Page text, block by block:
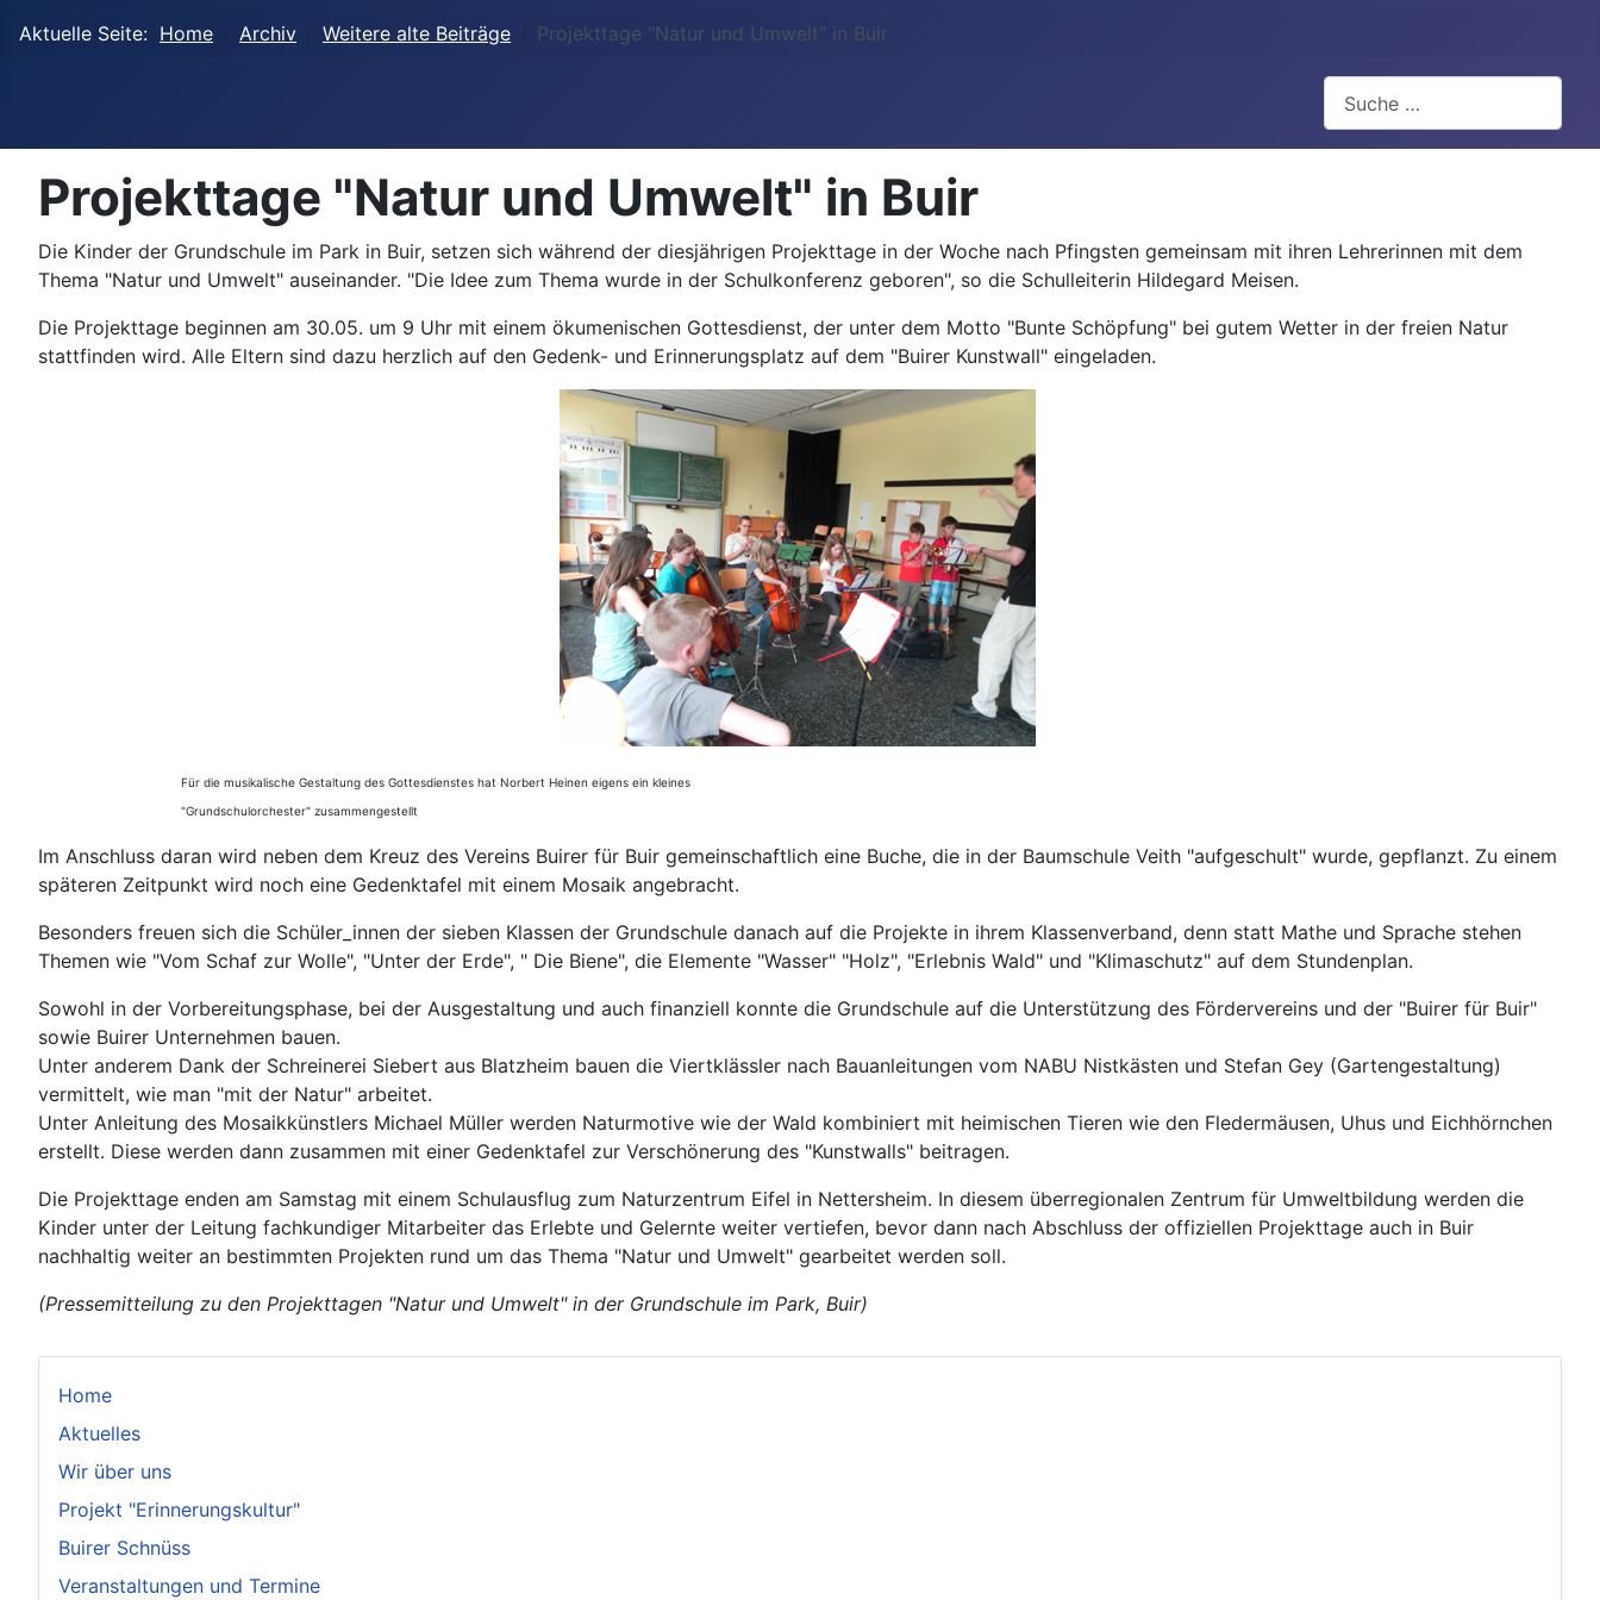
Aktuelle Seite: Home Archiv Weitere alte Beiträge Projekttage "Natur und Umwelt" in Buir
Home
Aktuelles
Wir über uns
Projekt "Erinnerungskultur"
Buirer Schnüss
Veranstaltungen und Termine
Projekttage "Natur und Umwelt" in Buir
Die Kinder der Grundschule im Park in Buir, setzen sich während der diesjährigen Projekttage in der Woche nach Pfingsten gemeinsam mit ihren Lehrerinnen mit dem
Thema "Natur und Umwelt" auseinander. "Die Idee zum Thema wurde in der Schulkonferenz geboren", so die Schulleiterin Hildegard Meisen.
Die Projekttage beginnen am 30.05. um 9 Uhr mit einem ökumenischen Gottesdienst, der unter dem Motto "Bunte Schöpfung" bei gutem Wetter in der freien Natur
stattfinden wird. Alle Eltern sind dazu herzlich auf den Gedenk- und Erinnerungsplatz auf dem "Buirer Kunstwall" eingeladen.
Für die musikalische Gestaltung des Gottesdienstes hat Norbert Heinen eigens ein kleines
"Grundschulorchester" zusammengestellt
Im Anschluss daran wird neben dem Kreuz des Vereins Buirer für Buir gemeinschaftlich eine Buche, die in der Baumschule Veith "aufgeschult" wurde, gepflanzt. Zu einem
späteren Zeitpunkt wird noch eine Gedenktafel mit einem Mosaik angebracht.
Besonders freuen sich die Schüler_innen der sieben Klassen der Grundschule danach auf die Projekte in ihrem Klassenverband, denn statt Mathe und Sprache stehen
Themen wie "Vom Schaf zur Wolle", "Unter der Erde", " Die Biene", die Elemente "Wasser" "Holz", "Erlebnis Wald" und "Klimaschutz" auf dem Stundenplan.
Sowohl in der Vorbereitungsphase, bei der Ausgestaltung und auch finanziell konnte die Grundschule auf die Unterstützung des Fördervereins und der "Buirer für Buir"
sowie Buirer Unternehmen bauen.
Unter anderem Dank der Schreinerei Siebert aus Blatzheim bauen die Viertklässler nach Bauanleitungen vom NABU Nistkästen und Stefan Gey (Gartengestaltung)
vermittelt, wie man "mit der Natur" arbeitet.
Unter Anleitung des Mosaikkünstlers Michael Müller werden Naturmotive wie der Wald kombiniert mit heimischen Tieren wie den Fledermäusen, Uhus und Eichhörnchen
erstellt. Diese werden dann zusammen mit einer Gedenktafel zur Verschönerung des "Kunstwalls" beitragen.
Die Projekttage enden am Samstag mit einem Schulausflug zum Naturzentrum Eifel in Nettersheim. In diesem überregionalen Zentrum für Umweltbildung werden die
Kinder unter der Leitung fachkundiger Mitarbeiter das Erlebte und Gelernte weiter vertiefen, bevor dann nach Abschluss der offiziellen Projekttage auch in Buir
nachhaltig weiter an bestimmten Projekten rund um das Thema "Natur und Umwelt" gearbeitet werden soll.
(Pressemitteilung zu den Projekttagen "Natur und Umwelt" in der Grundschule im Park, Buir)